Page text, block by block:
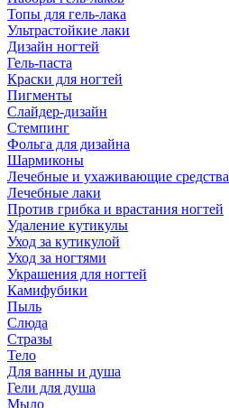
Топы для гель-лака
Ультрастойкие лаки
Дизайн ногтей
Гель-паста
Краски для ногтей
Пигменты
Слайдер-дизайн
Стемпинг
Фольга для дизайна
Шармиконы
Лечебные и ухаживающие средства
Лечебные лаки
Против грибка и врастания ногтей
Удаление кутикулы
Уход за кутикулой
Уход за ногтями
Украшения для ногтей
Камифубики
Пыль
Слюда
Стразы
Тело
Для ванны и душа
Гели для душа
Мыло